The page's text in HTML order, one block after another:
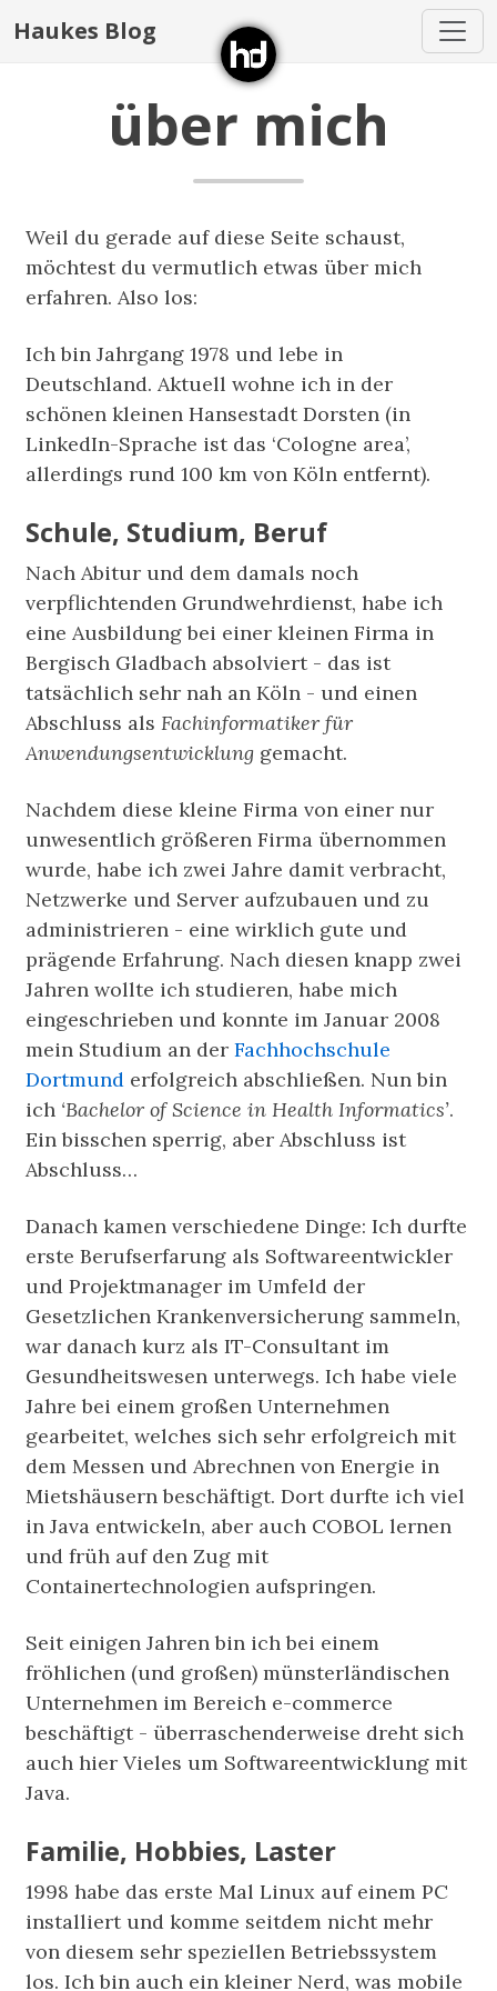
Haukes Blog
über mich
Weil du gerade auf diese Seite schaust,
möchtest du vermutlich etwas über mich
erfahren. Also los:
Ich bin Jahrgang 1978 und lebe in
Deutschland. Aktuell wohne ich in der
schönen kleinen Hansestadt Dorsten (in
LinkedIn-Sprache ist das ‘Cologne area’,
allerdings rund 100 km von Köln entfernt).
Schule, Studium, Beruf
Nach Abitur und dem damals noch
verpflichtenden Grundwehrdienst, habe ich
eine Ausbildung bei einer kleinen Firma in
Bergisch Gladbach absolviert - das ist
tatsächlich sehr nah an Köln - und einen
Abschluss alsFachinformatiker für
Anwendungsentwicklung gemacht.
Nachdem diese kleine Firma von einer nur
unwesentlich größeren Firma übernommen
wurde, habe ich zwei Jahre damit verbracht,
Netzwerke und Server aufzubauen und zu
administrieren - eine wirklich gute und
prägende Erfahrung. Nach diesen knapp zwei
Jahren wollte ich studieren, habe mich
eingeschrieben und konnte im Januar 2008
mein Studium an derFachhochschule
Dortmund erfolgreich abschließen. Nun bin
ich ‘Bachelor of Science in Health Informatics’.
Ein bisschen sperrig, aber Abschluss ist
Abschluss…
Danach kamen verschiedene Dinge: Ich durfte
erste Berufserfarung als Softwareentwickler
und Projektmanager im Umfeld der
Gesetzlichen Krankenversicherung sammeln,
war danach kurz als IT-Consultant im
Gesundheitswesen unterwegs. Ich habe viele
Jahre bei einem großen Unternehmen
gearbeitet, welches sich sehr erfolgreich mit
dem Messen und Abrechnen von Energie in
Mietshäusern beschäftigt. Dort durfte ich viel
in Java entwickeln, aber auch COBOL lernen
und früh auf den Zug mit
Containertechnologien aufspringen.
Seit einigen Jahren bin ich bei einem
fröhlichen (und großen) münsterländischen
Unternehmen im Bereich e-commerce
beschäftigt - überraschenderweise dreht sich
auch hier Vieles um Softwareentwicklung mit
Java.
Familie, Hobbies, Laster
1998 habe das erste Mal Linux auf einem PC
installiert und komme seitdem nicht mehr
von diesem sehr speziellen Betriebssystem
los. Ich bin auch ein kleiner Nerd, was mobile